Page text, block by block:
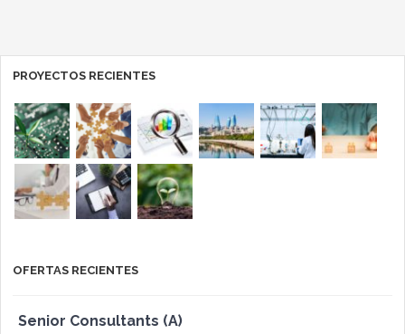
PROYECTOS RECIENTES
OFERTAS RECIENTES
Senior Consultants (A)